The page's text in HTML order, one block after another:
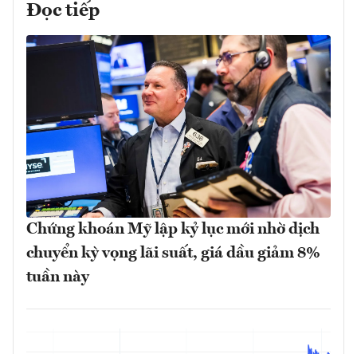
Đọc tiếp
Chứng khoán Mỹ lập kỷ lục mới nhờ dịch
chuyển kỳ vọng lãi suất, giá dầu giảm 8%
tuần này